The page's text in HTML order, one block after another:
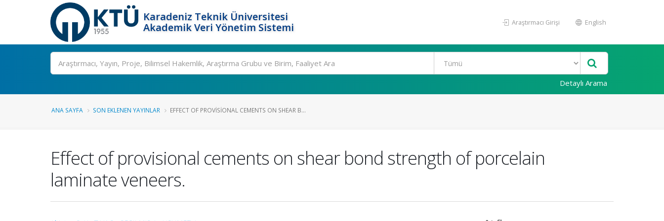
Karadeniz Teknik Üniversitesi
Akademik Veri Yönetim Sistemi
Araştırmacı Girişi English
Ara
Detaylı Arama
ANA SAYFA SON EKLENEN YAYINLAR EFFECT OF PROVISIONAL CEMENTS ON SHEAR B...
Effect of provisional cements on shear bond strength of porcelain
laminate veneers.